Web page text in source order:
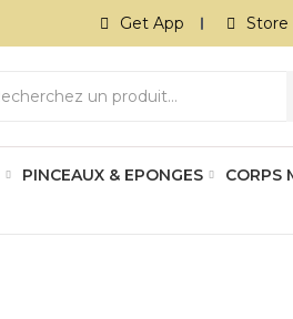
Get App Store
PINCEAUX & EPONGES CORPS